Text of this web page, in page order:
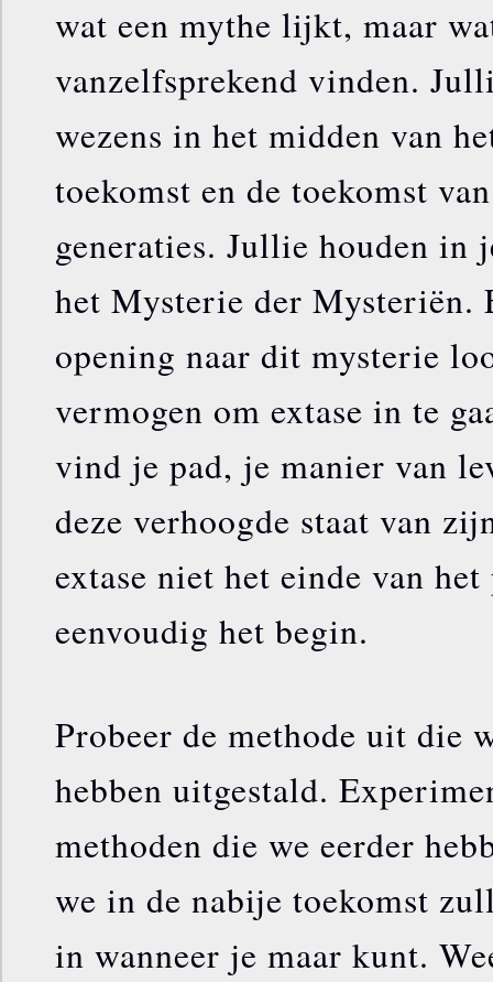
wat een mythe lijkt, maar
vanzelfsprekend vinden.
wezens in het midden van
toekomst en de toekomst
generaties. Jullie houden in
het Mysterie der Mysteriën.
opening naar dit mysterie
vermogen om extase in te
vind je pad, je manier van
deze verhoogde staat van
extase niet het einde van
eenvoudig het begin.
Probeer de methode uit die
hebben uitgestald.
methoden die we eerder
we in de nabije toekomst
in wanneer je maar kunt.